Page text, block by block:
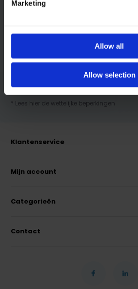
Marketing
Allow all
Allow selection
* Lees hier de wettelijke beperkingen
Klantenservice
Mijn account
Categorieën
Contact